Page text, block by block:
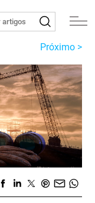
Próximo >